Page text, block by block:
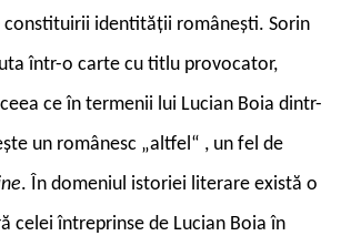
constituirii identității românești. Sorin
într-o carte cu titlu provocator,
ce în termenii lui Lucian Boia dintr-
un românesc „altfel“ , un fel de
. În domeniul istoriei literare există o
celei întreprinse de Lucian Boia în